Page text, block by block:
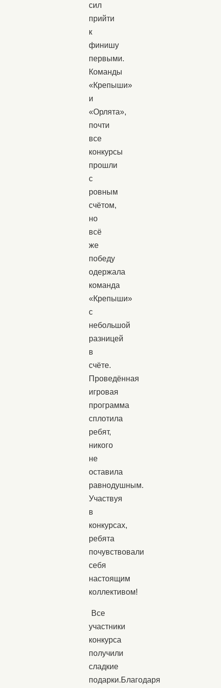
сил
прийти
к
финишу
первыми.
Команды
«Крепыши»
и
«Орлята»,
почти
все
конкурсы
прошли
с
ровным
счётом,
но
всё
же
победу
одержала
команда
«Крепыши»
с
небольшой
разницей
в
счёте.
Проведённая
игровая
программа
сплотила
ребят,
никого
не
оставила
равнодушным.
Участвуя
в
конкурсах,
ребята
почувствовали
себя
настоящим
коллективом!
Все
участники
конкурса
получили
сладкие
подарки.Благодаря